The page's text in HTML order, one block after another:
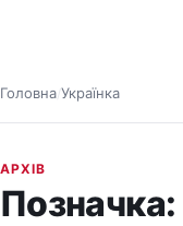
Головна/Українка
АРХІВ
Позначка: